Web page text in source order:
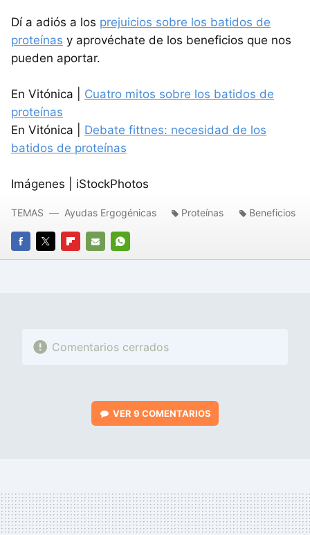
Dí a adiós a los prejuicios sobre los batidos de
proteínas y aprovéchate de los beneficios que nos
pueden aportar.
En Vitónica | Cuatro mitos sobre los batidos de
proteínas
En Vitónica | Debate fittnes: necesidad de los
batidos de proteínas
Imágenes | iStockPhotos
FACEBOOK
TWITTERFLIPBOARD
E-
WHATSAPP
TEMAS Ayudas Ergogénicas Proteínas Beneficios
Comentarios cerrados
VER 9 COMENTARIOS